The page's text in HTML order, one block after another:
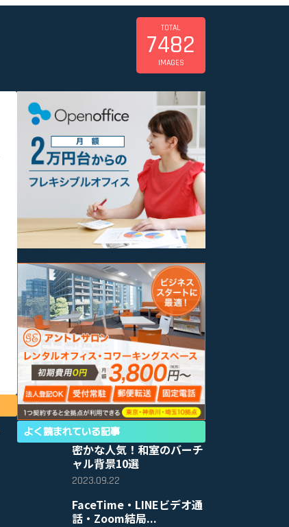
TOTAL
7482
IMAGES
よく読まれている記事
密かな人気！和室のバーチ
ャル背景10選
2023.09.22
FaceTime・LINEビデオ通
話・Zoom結局...